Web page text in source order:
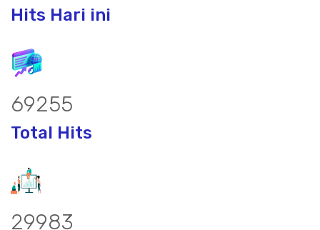
Hits Hari ini
88405
Total Hits
38739